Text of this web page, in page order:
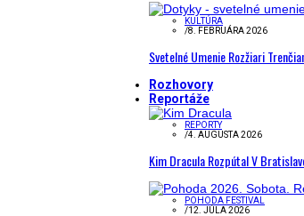
KULTÚRA
/8. FEBRUÁRA 2026
Svetelné Umenie Rozžiari
Rozhovory
Reportáže
REPORTY
/4. AUGUSTA 2026
Kim Dracula Rozpútal V
POHODA FESTIVAL
/12. JÚLA 2026